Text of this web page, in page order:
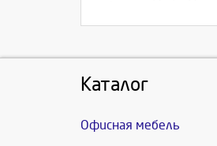
Каталог
Офисная мебель